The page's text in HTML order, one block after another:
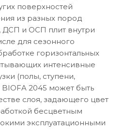
поверхностей
из разных пород
ДСП и ОСП плит внутри
для сезонного
горизонтальных
интенсивные
(полы, ступени,
2045 может быть
слоя, задающего цвет
бесцветным
эксплуатационными